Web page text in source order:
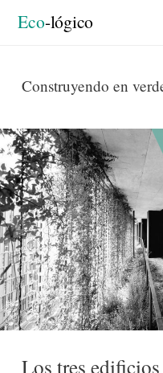
Eco-lógico
Construyendo en
Los tres